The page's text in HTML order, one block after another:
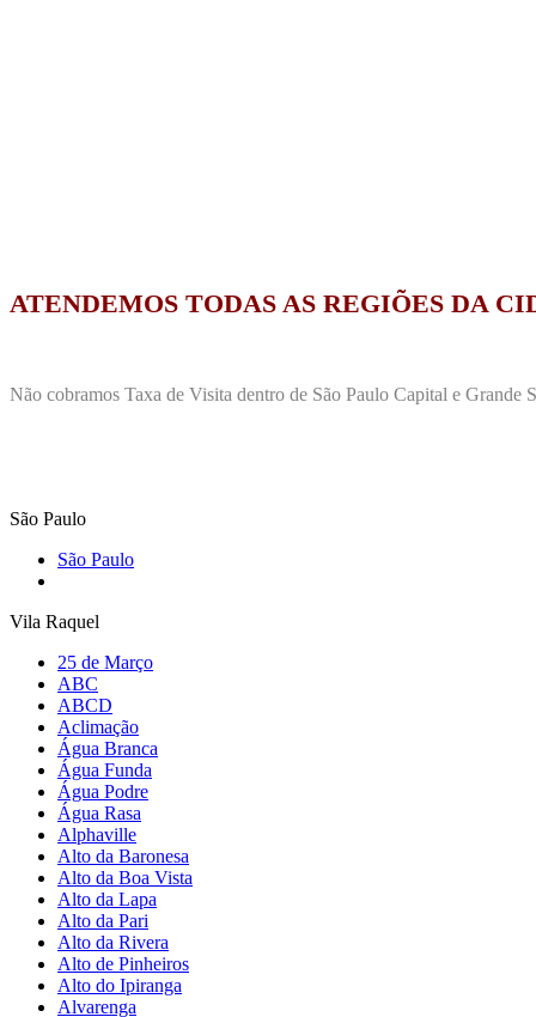
ATENDEMOS TODAS AS REGIÕES DA
Não cobramos Taxa de Visita dentro de São Paulo Capital e Grande
São Paulo
São Paulo
Vila Raquel
25 de Março
ABC
ABCD
Aclimação
Água Branca
Água Funda
Água Podre
Água Rasa
Alphaville
Alto da Baronesa
Alto da Boa Vista
Alto da Lapa
Alto da Pari
Alto da Rivera
Alto de Pinheiros
Alto do Ipiranga
Alvarenga